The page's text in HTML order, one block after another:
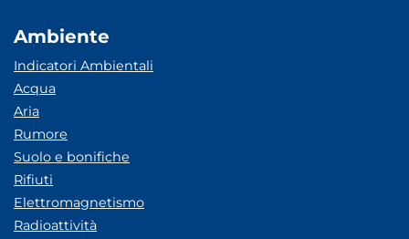
Ambiente
Indicatori Ambientali
Acqua
Aria
Rumore
Suolo e bonifiche
Rifiuti
Elettromagnetismo
Radioattività